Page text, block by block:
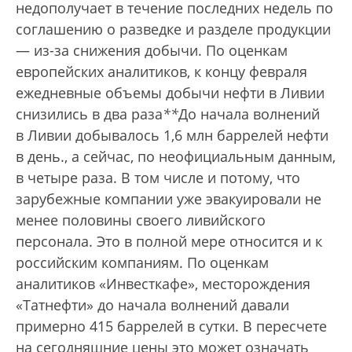
недополучает в течение последних недель по
соглашению о разведке и разделе продукции
— из-за снижения добычи. По оценкам
европейских аналитиков, к концу февраля
ежедневные объемы добычи нефти в Ливии
снизились в два раза**До начала волнений
в Ливии добывалось 1,6 млн баррелей нефти
в день., а сейчас, по неофициальным данным,
в четыре раза. В том числе и потому, что
зарубежные компании уже эвакуировали не
менее половины своего ливийского
персонала. Это в полной мере относится и к
российским компаниям. По оценкам
аналитиков «Инвесткафе», месторождения
«Татнефти» до начала волнений давали
примерно 415 баррелей в сутки. В пересчете
на сегодняшние цены это может означать